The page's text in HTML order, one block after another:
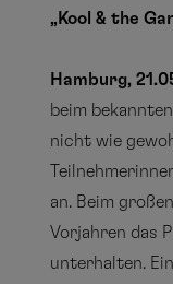
„Kool & the
Hamburg,
beim
nicht wie
an. Beim
Vorjahren das
unterhalten.